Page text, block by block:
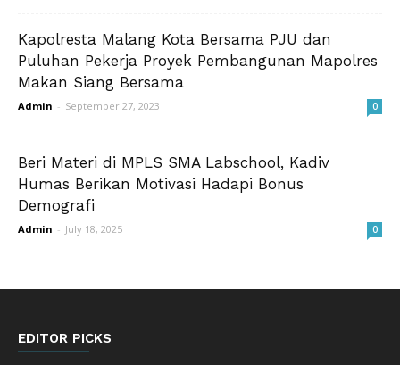
Kapolresta Malang Kota Bersama PJU dan
Puluhan Pekerja Proyek Pembangunan Mapolres
Makan Siang Bersama
Admin - September 27, 2023 0
Beri Materi di MPLS SMA Labschool, Kadiv
Humas Berikan Motivasi Hadapi Bonus
Demografi
Admin - July 18, 2025 0
EDITOR PICKS